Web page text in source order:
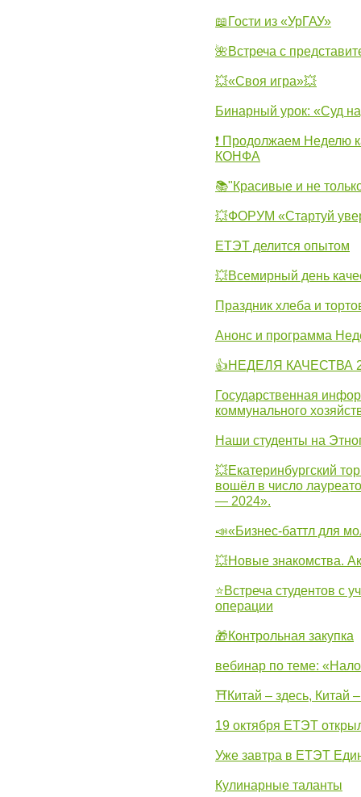
📖Гости из «УрГАУ»
🌺Встреча с
💥«Своя игра»💥
Бинарный урок: «Суд
❗ Продолжаем Неделю
КОНФА
📚"Красивые и не
💥ФОРУМ «Стартуй
ЕТЭТ делится опытом
💥Всемирный день
Праздник хлеба и
Анонс и программа
👍НЕДЕЛЯ КАЧЕСТВА
Государственная
коммунального
Наши студенты на
💥Екатеринбургский
вошёл в число
— 2024».
📣«Бизнес-баттл для
💥Новые знакомства.
⭐Встреча студентов с
операции
🎁Контрольная закупка
вебинар по теме:
⛩Китай – здесь, Китай
19 октября ЕТЭТ
Уже завтра в ЕТЭТ
Кулинарные таланты